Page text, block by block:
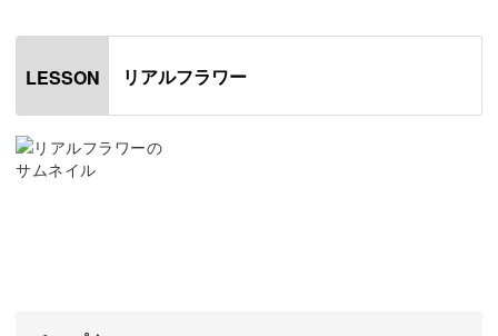
花脈のような線も入った花びらは、集まるととっても可愛
いお花に仕上がります♪
LESSON リアルフラワー